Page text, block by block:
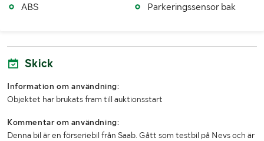
ABS Parkeringssensor bak
Skick
Information om användning:
Objektet har brukats fram till auktionsstart
Kommentar om användning:
Denna bil är en förseriebil från Saab. Gått som testbil på Nevs och är